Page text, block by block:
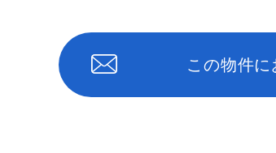
この物件